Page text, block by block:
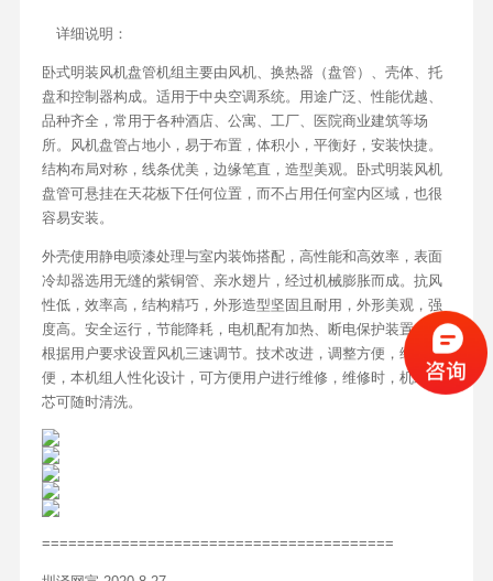
详细说明：
卧式明装风机盘管机组主要由风机、换热器（盘管）、壳体、托
盘和控制器构成。适用于中央空调系统。用途广泛、性能优越、
品种齐全，常用于各种酒店、公寓、工厂、医院商业建筑等场
所。风机盘管占地小，易于布置，体积小，平衡好，安装快捷。
结构布局对称，线条优美，边缘笔直，造型美观。卧式明装风机
盘管可悬挂在天花板下任何位置，而不占用任何室内区域，也很
容易安装。
外壳使用静电喷漆处理与室内装饰搭配，高性能和高效率，表面
冷却器选用无缝的紫铜管、亲水翅片，经过机械膨胀而成。抗风
性低，效率高，结构精巧，外形造型坚固且耐用，外形美观，强
度高。安全运行，节能降耗，电机配有加热、断电保护装置。可
根据用户要求设置风机三速调节。技术改进，调整方便，维护方
便，本机组人性化设计，可方便用户进行维修，维修时，机组滤
芯可随时清洗。
========================================